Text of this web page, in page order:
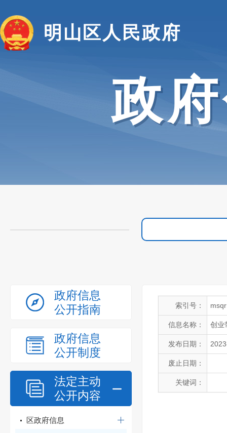
明山区人民政府
政
政府信息
公开指南
政府信息
公开制度
法定主动
公开内容
区政府信息
索引号：
信息名称： 创业
发布日期：
废止日期：
关键词：